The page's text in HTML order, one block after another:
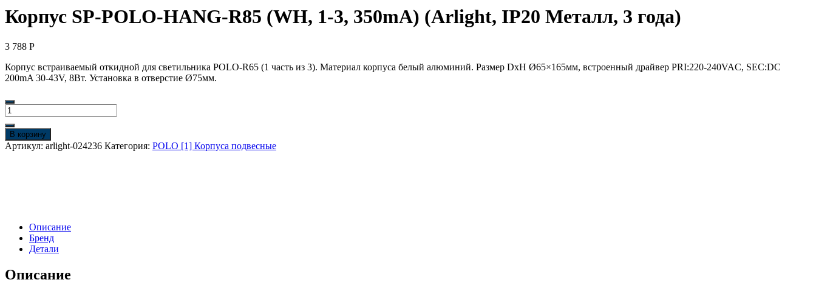
Корпус SP-POLO-HANG-R85 (WH, 1-3, 350mA) (Arlight, IP20 Металл, 3 года)
3 788 Р
Корпус встраиваемый откидной для светильника POLO-R65 (1 часть из 3). Материал корпуса белый алюминий. Размер DxH Ø65×165мм, встроенный драйвер PRI:220-240VAC, SEC:DC
200mA 30-43V, 8Вт. Установка в отверстие Ø75мм.
Количество
товара
Корпус
SP-
POLO-
(Arlight,
IP20
Металл,
года)
В корзину
Артикул: arlight-024236 Категория: POLO [1] Корпуса подвесные
Описание
Бренд
Детали
Описание